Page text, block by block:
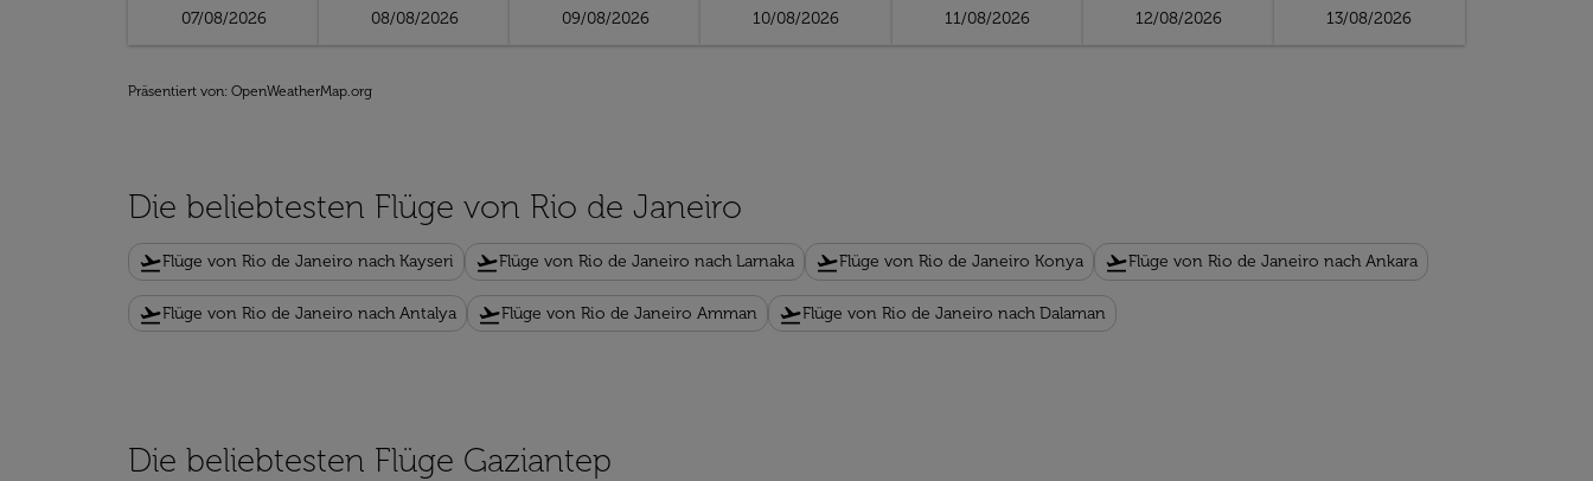
07/08/2026 08/08/2026 09/08/2026 10/08/2026 11/08/2026 12/08/2026 13/08/2026
Präsentiert von: OpenWeatherMap.org
Die beliebtesten Flüge von Rio de Janeiro
flight_takeoffFlüge von Rio de Janeiro nach Kayseri flight_takeoffFlüge von Rio de Janeiro nach Larnaka flight_takeoffFlüge von Rio de Janeiro Konya flight_takeoffFlüge von Rio de Janeiro nach Ankara
flight_takeoffFlüge von Rio de Janeiro nach Antalya flight_takeoffFlüge von Rio de Janeiro Amman flight_takeoffFlüge von Rio de Janeiro nach Dalaman
Die beliebtesten Flüge Gaziantep